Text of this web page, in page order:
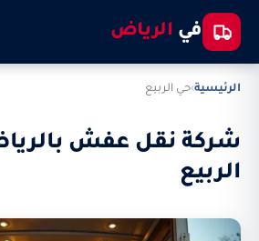
في الرياض
الرئيسية›حي الربيع
شركة نقل عفش
الربيع